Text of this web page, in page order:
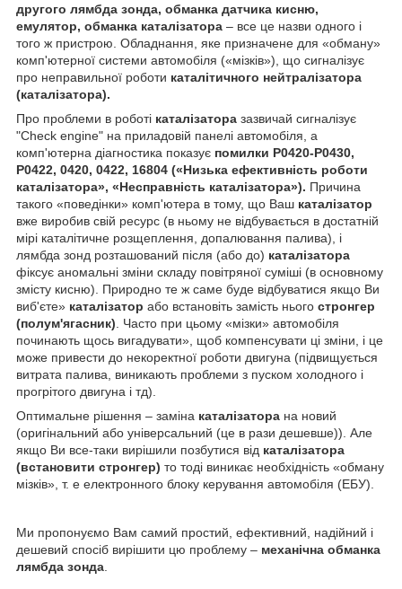
другого лямбда зонда, обманка датчика кисню,
емулятор, обманка каталізатора – все це назви одного і
того ж пристрою. Обладнання, яке призначене для «обману»
комп'ютерної системи автомобіля («мізків»), що сигналізує
про неправильної роботи каталітичного нейтралізатора
(каталізатора).
Про проблеми в роботі каталізатора зазвичай сигналізує
"Check engine" на приладовій панелі автомобіля, а
комп'ютерна діагностика показує помилки P0420-P0430,
P0422, 0420, 0422, 16804 («Низька ефективність роботи
каталізатора», «Несправність каталізатора»). Причина
такого «поведінки» комп'ютера в тому, що Ваш каталізатор
вже виробив свій ресурс (в ньому не відбувається в достатній
мірі каталітичне розщеплення, допалювання палива), і
лямбда зонд розташований після (або до) каталізатора
фіксує аномальні зміни складу повітряної суміші (в основному
змісту кисню). Природно те ж саме буде відбуватися якщо Ви
виб'єте» каталізатор або встановіть замість нього стронгер
(полум'ягасник) . Часто при цьому «мізки» автомобіля
починають щось вигадувати», щоб компенсувати ці зміни, і це
може привести до некоректної роботи двигуна (підвищується
витрата палива, виникають проблеми з пуском холодного і
прогрітого двигуна і тд).
Оптимальне рішення – заміна каталізатора на новий
(оригінальний або універсальний (це в рази дешевше)). Але
якщо Ви все-таки вирішили позбутися від каталізатора
(встановити стронгер) то тоді виникає необхідність «обману
мізків», т. е електронного блоку керування автомобіля (ЕБУ).
Ми пропонуємо Вам самий простий, ефективний, надійний і
дешевий спосіб вирішити цю проблему – механічна обманка
лямбда зонда